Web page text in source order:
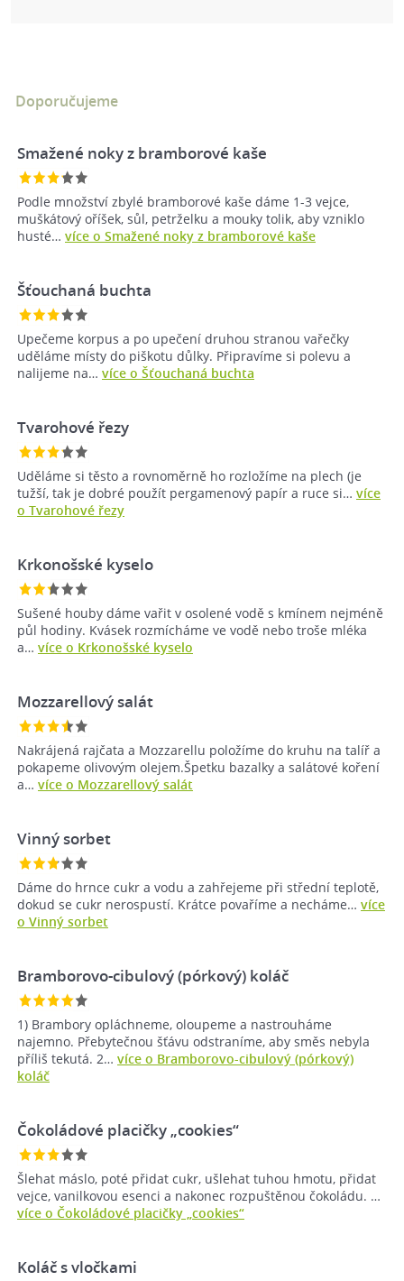
Doporučujeme
Smažené noky z bramborové kaše
Podle množství zbylé bramborové kaše dáme 1-3 vejce,
muškátový oříšek, sůl, petrželku a mouky tolik, aby vzniklo
husté… více o Smažené noky z bramborové kaše
Šťouchaná buchta
Upečeme korpus a po upečení druhou stranou vařečky
uděláme místy do piškotu důlky. Připravíme si polevu a
nalijeme na… více o Šťouchaná buchta
Tvarohové řezy
Uděláme si těsto a rovnoměrně ho rozložíme na plech (je
tužší, tak je dobré použít pergamenový papír a ruce si… více
o Tvarohové řezy
Krkonošské kyselo
Sušené houby dáme vařit v osolené vodě s kmínem nejméně
půl hodiny. Kvásek rozmícháme ve vodě nebo troše mléka
a… více o Krkonošské kyselo
Mozzarellový salát
Nakrájená rajčata a Mozzarellu položíme do kruhu na talíř a
pokapeme olivovým olejem.Špetku bazalky a salátové koření
a… více o Mozzarellový salát
Vinný sorbet
Dáme do hrnce cukr a vodu a zahřejeme při střední teplotě,
dokud se cukr nerospustí. Krátce povaříme a necháme… více
o Vinný sorbet
Bramborovo-cibulový (pórkový) koláč
1) Brambory opláchneme, oloupeme a nastrouháme
najemno. Přebytečnou šťávu odstraníme, aby směs nebyla
příliš tekutá. 2… více o Bramborovo-cibulový (pórkový)
koláč
Čokoládové placičky „cookies“
Šlehat máslo, poté přidat cukr, ušlehat tuhou hmotu, přidat
vejce, vanilkovou esenci a nakonec rozpuštěnou čokoládu. …
více o Čokoládové placičky „cookies“
Koláč s vločkami